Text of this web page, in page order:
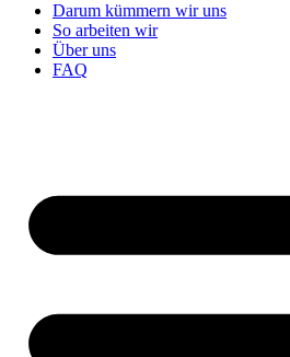
Darum kümmern wir uns
So arbeiten wir
Über uns
FAQ